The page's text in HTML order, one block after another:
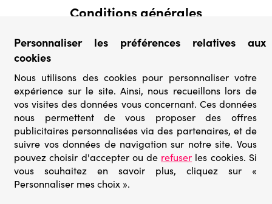
Conditions générales
› Conditions d’utilisation
› Confidentialité & Protection des Données
Catégories
› Marques
› Derniers arrivages
› Puzzles mystères
› Prix minis
© Go-puzzle.fr 2026 – Tous droits réservés
Personnaliser les préférences relatives aux
cookies
Nous utilisons des cookies pour personnaliser votre
expérience sur le site. Ainsi, nous recueillons lors de
vos visites des données vous concernant. Ces données
nous permettent de vous proposer des offres
publicitaires personnalisées via des partenaires, et de
suivre vos données de navigation sur notre site. Vous
pouvez choisir d'accepter ou de refuser les cookies. Si
vous souhaitez en savoir plus, cliquez sur «
Personnaliser mes choix ».